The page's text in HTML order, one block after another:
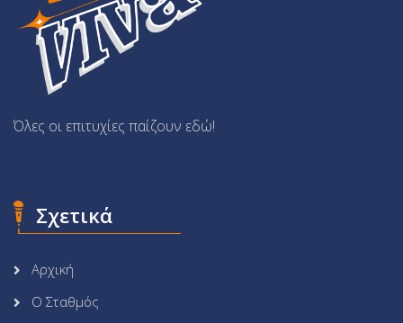
Όλες οι επιτυχίες παίζουν εδώ!
Σχετικά
Αρχική
Ο Σταθμός